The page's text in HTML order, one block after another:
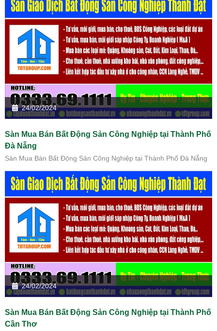
24/02/2024
Sàn Mua Bán Bất Động Sản Công Nghiệp tại Thành Phố
Đà Nẵng
Sàn Mua Bán Bất Động Sản Công Nghiệp tại Thành Phố Đà Nẵng
24/02/2024
Sàn Mua Bán Bất Động Sản Công Nghiệp tại Thành Phố
Cần Thơ